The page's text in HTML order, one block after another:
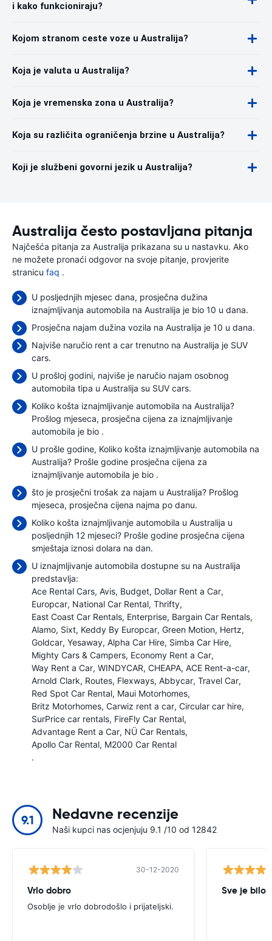
i kako funkcioniraju?
Kojom stranom ceste voze u Australija?
Koja je valuta u Australija?
Koja je vremenska zona u Australija?
Koja su različita ograničenja brzine u Australija?
Koji je službeni govorni jezik u Australija?
Australija često postavljana pitanja
Najčešća pitanja za Australija prikazana su u nastavku. Ako
ne možete pronaći odgovor na svoje pitanje, provjerite
stranicu faq .
U posljednjih mjesec dana, prosječna dužina
iznajmljivanja automobila na Australija je bio 10 u dana.
Prosječna najam dužina vozila na Australija je 10 u dana.
Najviše naručio rent a car trenutno na Australija je SUV
cars.
U prošloj godini, najviše je naručio najam osobnog
automobila tipa u Australija su SUV cars.
Koliko košta iznajmljivanje automobila na Australija?
Prošlog mjeseca, prosječna cijena za iznajmljivanje
automobila je bio .
U prošle godine, Koliko košta iznajmljivanje automobila na
Australija? Prošle godine prosječna cijena za
iznajmljivanje automobila je bio .
što je prosječni trošak za najam u Australija? Prošlog
mjeseca, prosječna cijena najma po danu.
Koliko košta iznajmljivanje automobila u Australija u
posljednjih 12 mjeseci? Prošle godine prosječna cijena
smještaja iznosi dolara na dan.
U iznajmljivanje automobila dostupne su na Australija
predstavlja:
Ace Rental Cars Avis Budget Dollar Rent a Car
Europcar National Car Rental Thrifty
East Coast Car Rentals Enterprise Bargain Car Rentals
Alamo Sixt Keddy By Europcar Green Motion Hertz
Goldcar Yesaway Alpha Car Hire Simba Car Hire
Mighty Cars & Campers Economy Rent a Car
Way Rent a Car WINDYCAR CHEAPA ACE Rent-a-car
Arnold Clark Routes Flexways Abbycar Travel Car
Red Spot Car Rental Maui Motorhomes
Britz Motorhomes Carwiz rent a car Circular car hire
SurPrice car rentals FireFly Car Rental
Advantage Rent a Car NÜ Car Rentals
Apollo Car Rental M2000 Car Rental
.
9.1 Nedavne recenzije
Naši kupci nas ocjenjuju 9.1 /10 od 12842
30-12-2020
Vrlo dobro
Osoblje je vrlo dobrodošlo i prijateljski.
Sve je bilo